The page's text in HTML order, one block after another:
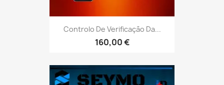
Controlo De Verificação Da...
160,00 €